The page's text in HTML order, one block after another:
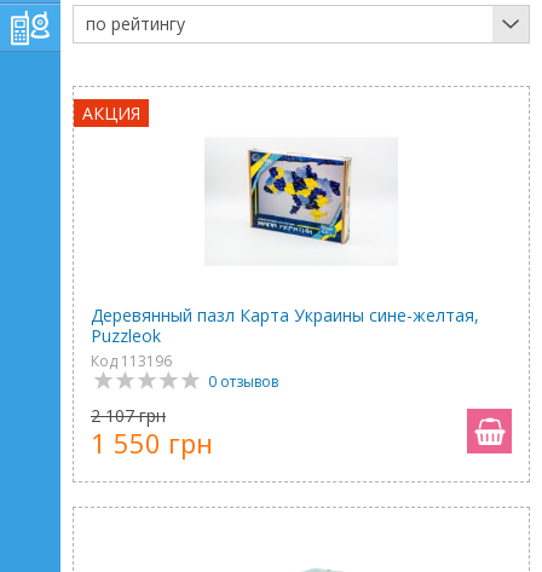
по рейтингу
АКЦИЯ
Деревянный пазл Карта Украины сине-желтая,
Puzzleok
Код 113196
0 отзывов
2 107 грн
1 550 грн